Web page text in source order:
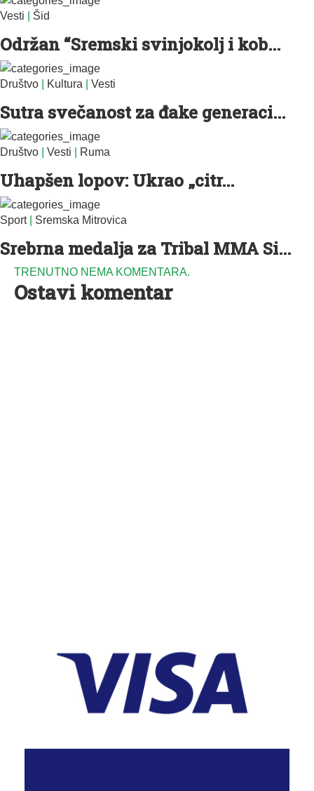
Vesti Šid
Održan “Sremski svinjokolj i kob...
Društvo Kultura Vesti
Sutra svečanost za đake generaci...
Društvo Vesti Ruma
Uhapšen lopov: Ukrao „citr...
Sport| Sremska Mitrovica
Srebrna medalja za Tribal MMA Si...
TRENUTNO NEMA KOMENTARA.
Ostavi komentar